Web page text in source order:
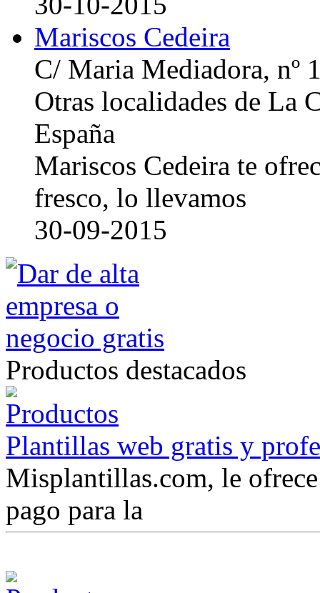
Mariscos Cedeira
C/ Maria Mediadora, nº
Otras localidades de La
España
Mariscos Cedeira te
fresco, lo llevamos
30-09-2015
Productos destacados
Plantillas web gratis y
Misplantillas.com, le
pago para la